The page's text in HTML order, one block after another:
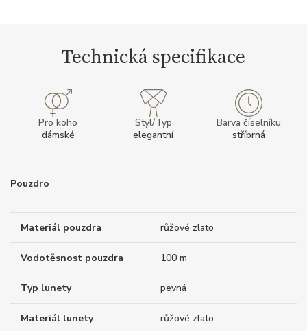
Technická specifikace
Pro koho
dámské
Styl/Typ
elegantní
Barva číselníku
stříbrná
Pouzdro
Materiál pouzdra růžové zlato
Vodotěsnost pouzdra 100 m
Typ lunety pevná
Materiál lunety růžové zlato